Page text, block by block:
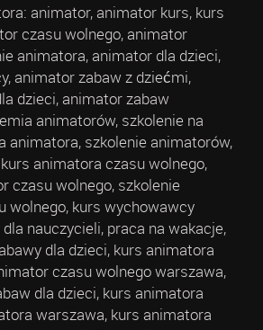
animator, animator kurs, kurs
czasu wolnego, animator
animatora, animator dla dzieci,
animator zabaw z dziećmi,
dzieci, animator zabaw
animatorów, szkolenie na
animatora, szkolenie animatorów,
animatora czasu wolnego,
czasu wolnego, szkolenie
wolnego, kurs wychowawcy
nauczycieli, praca na wakacje,
dla dzieci, kurs animatora
czasu wolnego warszawa,
dla dzieci, kurs animatora
warszawa, kurs animatora